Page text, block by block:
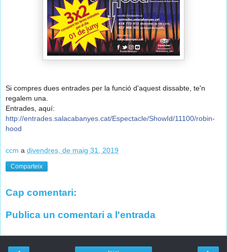
Si compres dues entrades per la funció d'aquest dissabte, te'n
regalem una.
Entrades, aquí:
http://entrades.salacabanyes.cat/Espectacle/ShowId/11100/robin-
hood
ccm a divendres, de maig 31, 2019
Comparteix
Cap comentari:
Publica un comentari a l'entrada